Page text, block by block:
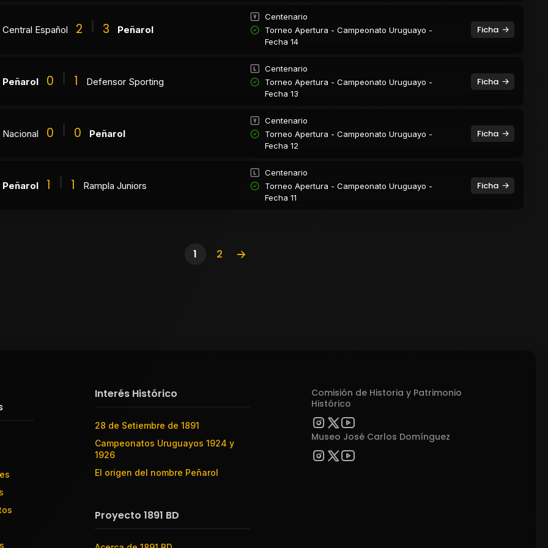
Central Español 2 3 Peñarol
Centenario
Torneo Apertura - Campeonato Uruguayo -
Fecha 14
Ficha
Peñarol 0 1 Defensor Sporting
Centenario
Torneo Apertura - Campeonato Uruguayo -
Fecha 13
Ficha
Nacional 0 0 Peñarol
Centenario
Torneo Apertura - Campeonato Uruguayo -
Fecha 12
Ficha
Peñarol 1 1 Rampla Juniors
Centenario
Torneo Apertura - Campeonato Uruguayo -
Fecha 11
Ficha
1 2
Interés Histórico
28 de Setiembre de 1891
Campeonatos Uruguayos 1924 y
1926
El origen del nombre Peñarol
Proyecto 1891 BD
Comisión de Historia y Patrimonio
Histórico
Museo José Carlos Domínguez